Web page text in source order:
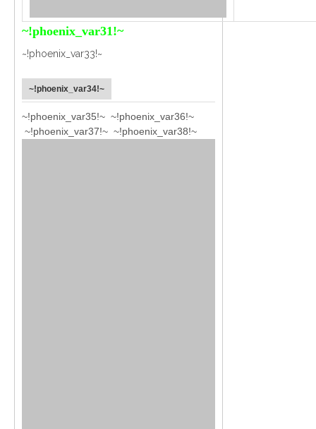
~!phoenix_var31!~
~!phoenix_var33!~
~!phoenix_var34!~
~!phoenix_var35!~ ~!phoenix_var36!~
~!phoenix_var37!~ ~!phoenix_var38!~